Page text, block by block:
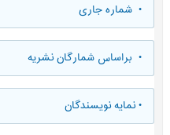
• شماره جاری
• براساس شمارگان نشریه
•نمایه نویسندگان